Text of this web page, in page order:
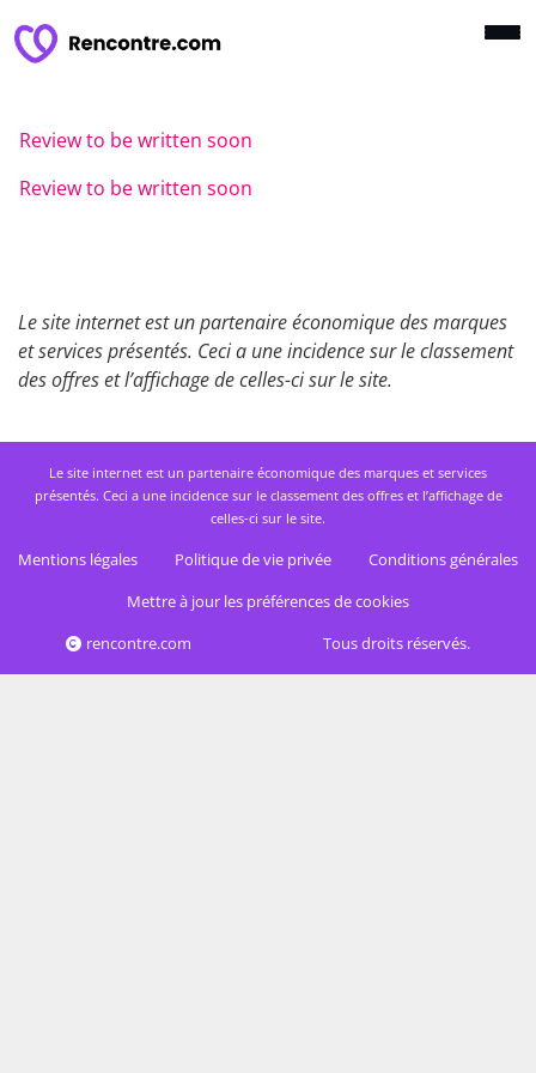
Review to be written soon
Review to be written soon
Le site internet est un partenaire économique des marques
et services présentés. Ceci a une incidence sur le classement
des offres et l’affichage de celles-ci sur le site.
Le site internet est un partenaire économique des marques et services
présentés. Ceci a une incidence sur le classement des offres et l’affichage de
celles-ci sur le site.
Mentions légales Politique de vie privée
Conditions générales
Mettre à jour les préférences de cookies
rencontre.com
Tous droits réservés.